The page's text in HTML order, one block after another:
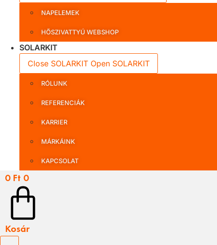
NAPELEMEK
HŐSZIVATTYÚ WEBSHOP
SOLARKIT
Close SOLARKIT Open SOLARKIT
RÓLUNK
REFERENCIÁK
KARRIER
MÁRKÁINK
KAPCSOLAT
0 Ft 0
Kosár